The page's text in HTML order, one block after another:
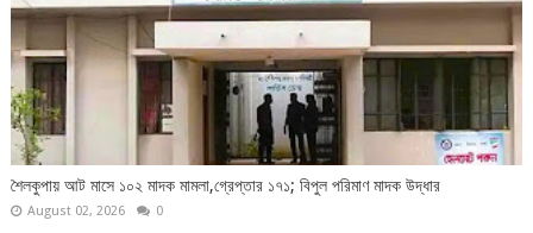
শৈলকুপায় আট মাসে ১০২ মাদক মামলা,গ্রেপ্তার ১৭১; বিপুল পরিমাণ মাদক উদ্ধার
August 02, 2026 0